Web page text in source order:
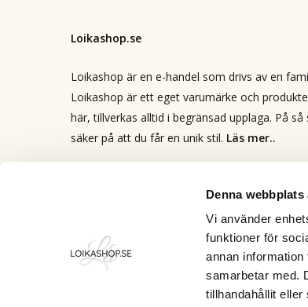
Denna
Vi använder
funktioner för
annan
samarbetar med.
tillhandahållit
Loikashop.se
Loikashop är en e-handel som drivs av en
Loikashop är ett eget varumärke och
här, tillverkas alltid i begränsad upplaga. På
säker på att du får en unik stil. Läs mer..
Facebook
Instagram